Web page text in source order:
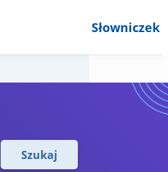
Słowniczek
Szukaj